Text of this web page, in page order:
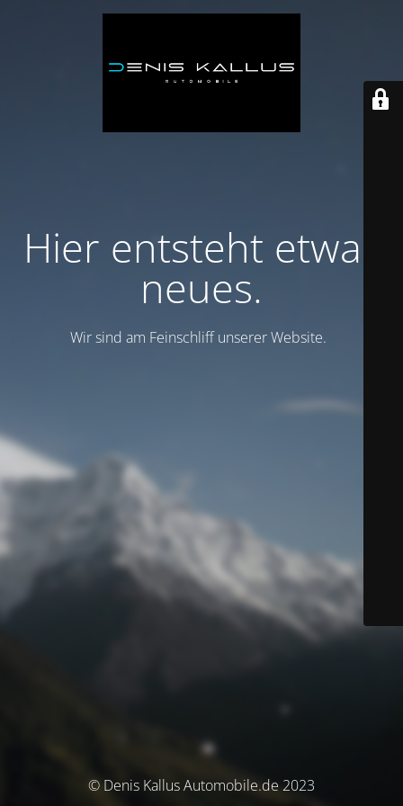
Hier entsteht etwas
neues.
Wir sind am Feinschliff unserer Website.
© Denis Kallus Automobile.de 2023